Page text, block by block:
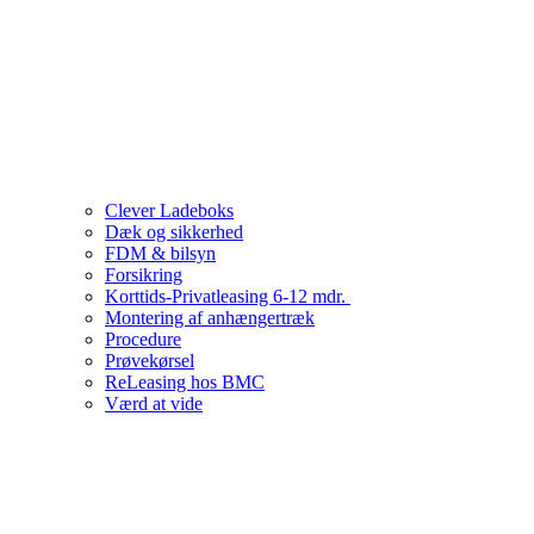
Clever Ladeboks
Dæk og sikkerhed
FDM & bilsyn
Forsikring
Korttids-Privatleasing 6-12 mdr.
Montering af anhængertræk
Procedure
Prøvekørsel
ReLeasing hos BMC
Værd at vide